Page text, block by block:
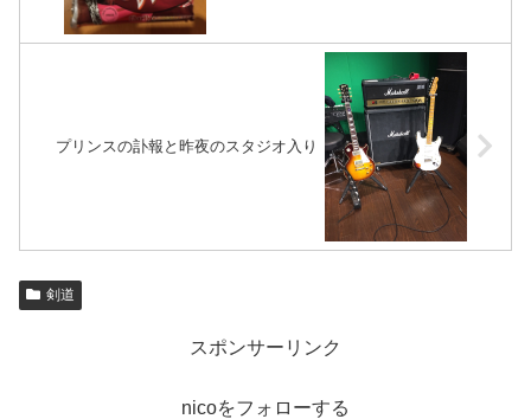
プリンスの訃報と昨夜のスタジオ入り
剣道
スポンサーリンク
nicoをフォローする